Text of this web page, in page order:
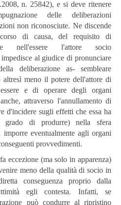
n. 25842), e si deve ritenere
delle deliberazioni
non riconosciute. Ne discende
di causa, del requisito di
nell'essere l'attore socio
al giudice di pronunciare
deliberazione as- sembleare
altresì meno il potere dell'attore di
e di operare degli organi
attraverso l'annullamento di
d'incidere sugli effetti che essa ha
di produrre) nella sfera
imporre eventualmente agli organi
provvedimenti.
eccezione (ma solo in apparenza)
meno della qualità di socio in
conseguenza proprio dalla
egli contesta. Infatti, se
può condurre al ripristino